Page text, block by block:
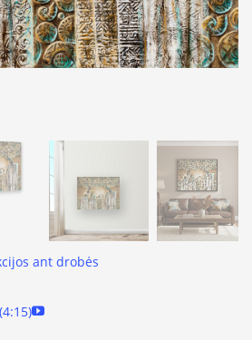
ant drobės